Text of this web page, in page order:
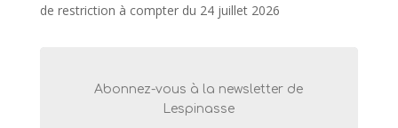
de restriction à compter du 24 juillet 2026
Abonnez-vous à la newsletter de
Lespinasse